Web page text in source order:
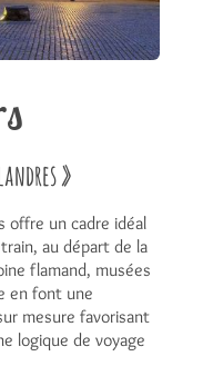
»
offre un cadre idéal
au départ de la
flamand, musées
en font une
mesure favorisant
logique de voyage